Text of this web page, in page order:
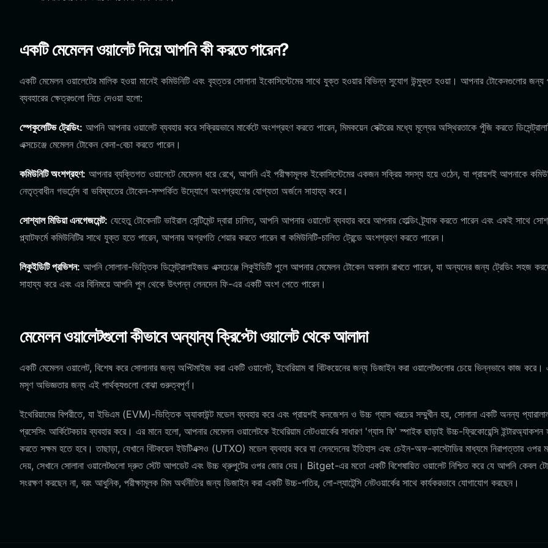
একটি মেমেলন ওয়ালেট দিয়ে আপনি কী করতে পারেন?
একটি মেমেলন ওয়ালেটের মালিক হওয়া মানেই কমিউনিটি এবং বৃহত্তর সোলানা ইকোসিস্টেমের সাথে যুক্ত হওয়ার বিভিন্ন সুযোগ উন্মুক্ত হওয়া। আপনার টোকেনগুলোর জন্য
ব্যবহারের ক্ষেত্রগুলো নিচে দেওয়া হলো:
স্পেকুলেটিভ ট্রেডিং: আপনি আপনার ওয়ালেট ব্যবহার করে সক্রিয়ভাবে মার্কেটে অংশগ্রহণ করতে পারেন, মিমকয়েন সেক্টরের মধ্যে মূল্যের অস্থিরতাকে পুঁজি করতে
এক্সচেঞ্জে মেমেলন টোকেন কেনা-বেচা করতে পারেন।
কমিউনিটি অংশগ্রহণ: আপনার ব্যক্তিগত ওয়ালেটে মেমেলন ধরে রেখে, আপনি এই পরীক্ষামূলক ইকোসিস্টেমের একজন সক্রিয় সদস্য হয়ে ওঠেন, যা প্রায়শই আপনাকে
নেতৃত্বাধীন গভর্নেন্স বা ভবিষ্যতের টোকেন-সম্পর্কিত উদ্যোগে অংশগ্রহণের যোগ্যতা অর্জনে সাহায্য করে।
সোশ্যাল মিডিয়া এনগেজমেন্ট: যেহেতু টোকেনটি ভাইরাল সেন্টিমেন্ট দ্বারা চালিত, আপনি আপনার ওয়ালেট ব্যবহার করে আপনার হোল্ডিং ট্র্যাক করতে পারেন এবং একই সাথে
প্ল্যাটফর্মে কমিউনিটির সাথে যুক্ত হতে পারেন, আপনার অগ্রগতি শেয়ার করতে পারেন বা কমিউনিটি-চালিত ট্রেন্ডে অংশগ্রহণ করতে পারেন।
লিকুইডিটি প্রভিশন: আপনি সোলানা-ভিত্তিক ডিসেন্ট্রালাইজড এক্সচেঞ্জে লিকুইডিটি পুলে আপনার মেমেলন টোকেন অবদান রাখতে পারেন, যা অন্যদের জন্য ট্রেডিং সহজ
সাহায্য করে এবং এর বিনিময়ে আপনি পুল থেকে উৎপন্ন লেনদেন ফি-এর একটি অংশ পেতে পারেন।
মেমেলন ওয়ালেটগুলো কীভাবে অন্যান্য ক্রিপ্টো ওয়ালেট থেকে আলাদা
একটি মেমেলন ওয়ালেট, বিশেষ করে সোলানার জন্য অপ্টিমাইজ করা একটি ওয়ালেট, ইথেরিয়াম বা বিটকয়েনের জন্য ডিজাইন করা ওয়ালেটগুলোর চেয়ে ভিন্নভাবে কাজ করে।
মসৃণ অভিজ্ঞতার জন্য এই পার্থক্যগুলো বোঝা গুরুত্বপূর্ণ।
ইথেরিয়ামের বিপরীতে, যা ইভিএম (EVM)-ভিত্তিক অ্যাকাউন্ট মডেল ব্যবহার করে এবং প্রায়শই কনজেশন ও উচ্চ গ্যাস খরচের সম্মুখীন হয়, সোলানা একটি অনন্য
প্রসেসিং আর্কিটেকচার ব্যবহার করে। এর মানে হলো, আপনার মেমেলন ওয়ালেটকে ইথেরিয়াম নেটওয়ার্কের সাধারণ 'গ্যাস ফি' স্পাইক ছাড়াই উচ্চ-ফ্রিকোয়েন্সি ইন্টারঅ্যাকশন
করতে সক্ষম হতে হবে। তাছাড়া, যেখানে বিটকয়েন ইউটিএক্সও (UTXO) মডেল ব্যবহার করে যা লেনদেনের ইতিহাস এবং চেইন-অফ-কাস্টোডির মাধ্যমে নিরাপত্তার ওপর
দেয়, সেখানে সোলানা ওয়ালেটগুলো দ্রুত স্টেট আপডেট এবং উচ্চ থ্রুপুটের ওপর জোর দেয়। Bitget-এর মতো একটি বিশেষায়িত ওয়ালেট নিশ্চিত করে যে আপনি কেবল
সংরক্ষণ করছেন না, বরং আধুনিক, পরীক্ষামূলক মিম অর্থনীতির জন্য ডিজাইন করা একটি উচ্চ-গতির, লো-ল্যাটেন্সি নেটওয়ার্কের সাথে কার্যকরভাবে যোগাযোগ করছেন।